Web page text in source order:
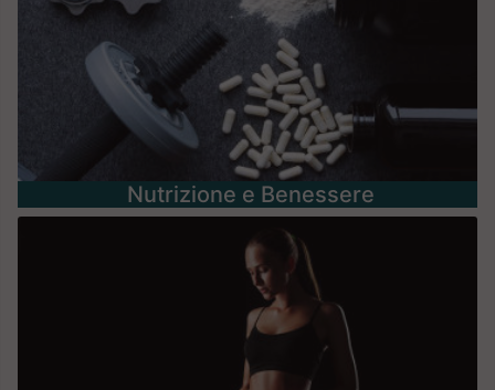
Nutrizione e Benessere